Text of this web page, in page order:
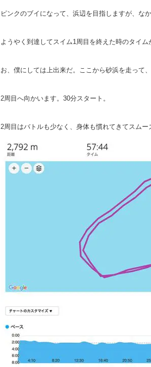
ピンクのブイになって、浜辺を目指しますが、な
ようやく到達してスイム1周目を終えた時のタイム
お、僕にしては上出来だ。ここから砂浜を走って
2周目へ向かいます。30分スタート。
2周目はバトルも少なく、身体も慣れてきてスムー